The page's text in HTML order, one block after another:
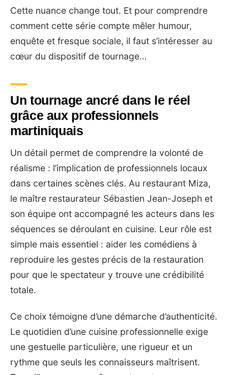
Cette nuance change tout. Et pour comprendre
comment cette série compte mêler humour,
enquête et fresque sociale, il faut s’intéresser au
cœur du dispositif de tournage…
Un tournage ancré dans le réel
grâce aux professionnels
martiniquais
Un détail permet de comprendre la volonté de
réalisme : l’implication de professionnels locaux
dans certaines scènes clés. Au restaurant Miza,
le maître restaurateur Sébastien Jean-Joseph et
son équipe ont accompagné les acteurs dans les
séquences se déroulant en cuisine. Leur rôle est
simple mais essentiel : aider les comédiens à
reproduire les gestes précis de la restauration
pour que le spectateur y trouve une crédibilité
totale.
Ce choix témoigne d’une démarche d’authenticité.
Le quotidien d’une cuisine professionnelle exige
une gestuelle particulière, une rigueur et un
rythme que seuls les connaisseurs maîtrisent.